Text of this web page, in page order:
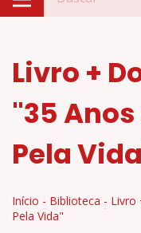
Livro +
"35
Pela
Início - Biblioteca - Livro
Pela Vida"